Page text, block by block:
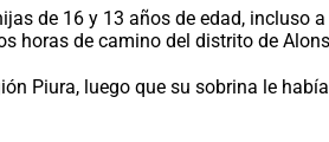
de 16 y 13 años de edad,
horas de camino del distrito de
Piura, luego que su sobrina le